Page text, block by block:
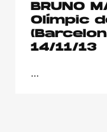
© 2015-2022 UMOMAG.
BRUNO
Olímpic
14/11/13
…